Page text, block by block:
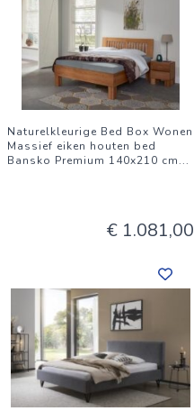
Naturelkleurige Bed Box Wonen
Massief eiken houten bed
Bansko Premium 140x210 cm...
€ 1.081,00